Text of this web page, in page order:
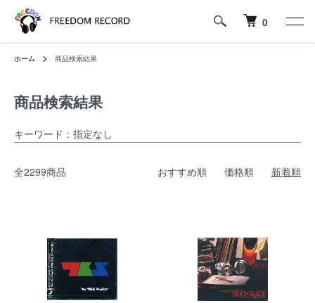
0
ホーム 商品検索結果
商品検索結果
キーワード：指定なし
全2299商品 おすすめ順 価格順 新着順